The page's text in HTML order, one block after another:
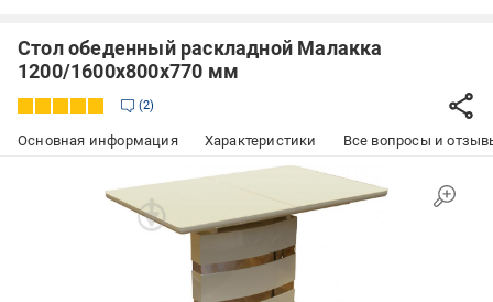
Стол обеденный раскладной Малакка
1200/1600х800х770 мм
2
Основная информация Характеристики Все вопросы и